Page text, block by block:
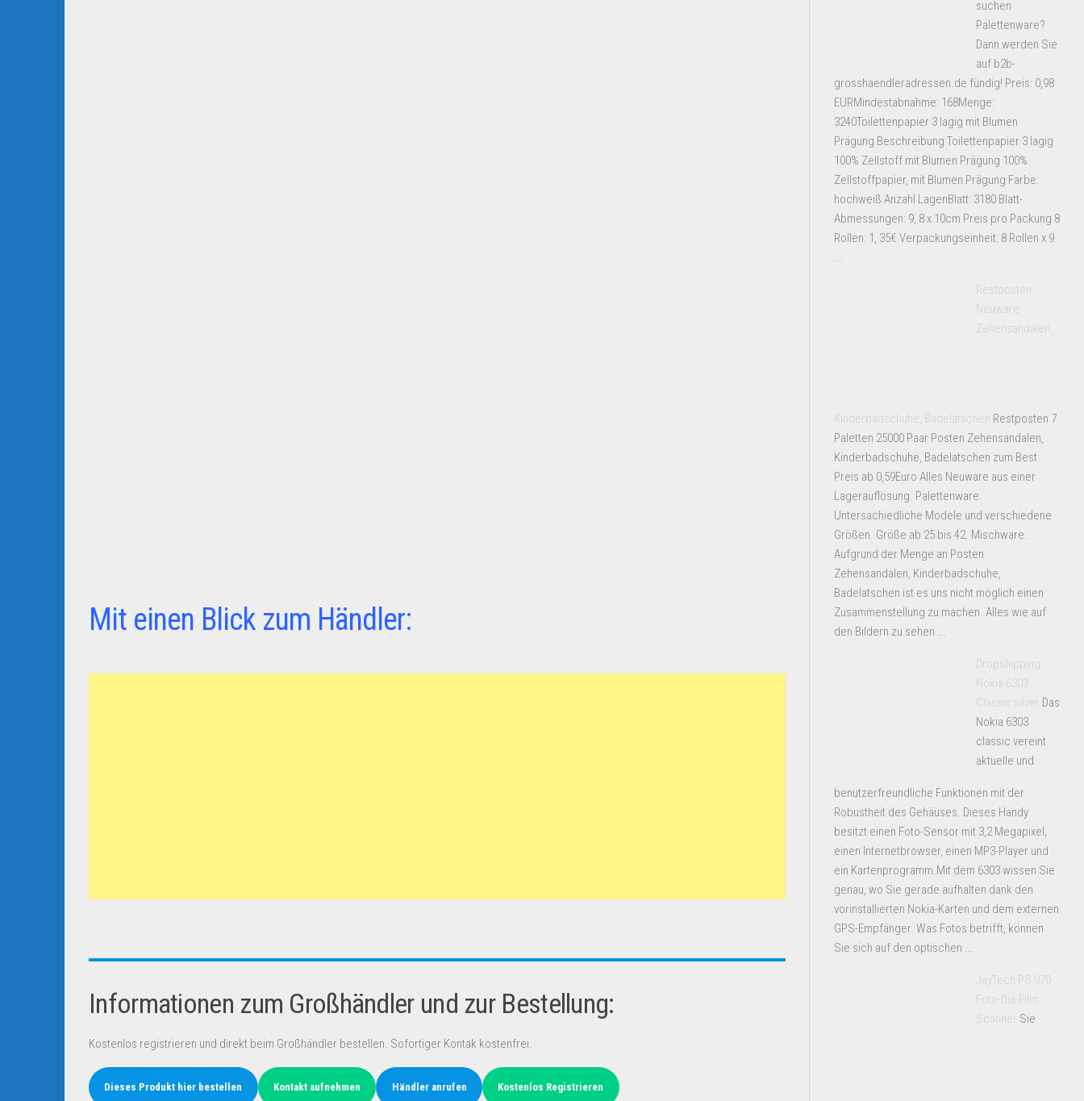
Mit einen Blick zum Händler:
Informationen zum Großhändler und zur Bestellung:
Kostenlos registrieren und direkt beim Großhändler bestellen. Sofortiger Kontak kostenfrei.
Dieses Produkt hier bestellen Kontakt aufnehmen Händler anrufen Kostenlos Registrieren
suchen
Palettenware?
Dann werden Sie
auf b2b-
grosshaendleradressen.de fündig! Preis: 0,98
EURMindestabnahme: 168Menge:
3240Toilettenpapier 3 lagig mit Blumen
Prägung Beschreibung Toilettenpapier 3 lagig
100% Zellstoff mit Blumen Prägung 100%
Zellstoffpapier, mit Blumen Prägung Farbe:
hochweiß Anzahl LagenBlatt: 3180 Blatt-
Abmessungen: 9, 8 x 10cm Preis pro Packung 8
Rollen: 1, 35€ Verpackungseinheit: 8 Rollen x 9
...
Restposten
Neuware
Zehensandalen,
Kinderbadschuhe, Badelatschen Restposten 7
Paletten 25000 Paar Posten Zehensandalen,
Kinderbadschuhe, Badelatschen zum Best
Preis ab 0,59Euro Alles Neuware aus einer
Lagerauflösung. Palettenware.
Untersachiedliche Modele und verschiedene
Größen. Größe ab 25 bis 42. Mischware.
Aufgrund der Menge an Posten
Zehensandalen, Kinderbadschuhe,
Badelatschen ist es uns nicht möglich einen
Zusammenstellung zu machen. Alles wie auf
den Bildern zu sehen ...
Dropshipping
Nokia 6303
Classic silver Das
Nokia 6303
classic vereint
aktuelle und
benutzerfreundliche Funktionen mit der
Robustheit des Gehäuses. Dieses Handy
besitzt einen Foto-Sensor mit 3,2 Megapixel,
einen Internetbrowser, einen MP3-Player und
ein Kartenprogramm.Mit dem 6303 wissen Sie
genau, wo Sie gerade aufhalten dank den
vorinstallierten Nokia-Karten und dem externen
GPS-Empfänger. Was Fotos betrifft, können
Sie sich auf den optischen ...
JayTech PS 970
Foto-Dia-Film
Scanner Sie